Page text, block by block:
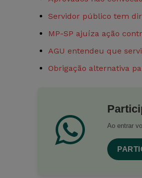
Servidor público tem
MP-SP ajuíza ação
AGU entendeu que
Obrigação alternativa
Ao entrar